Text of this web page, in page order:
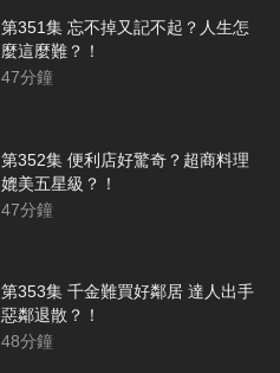
第351集 忘不掉又記不起？人生怎
麼這麼難？！
47分鐘
第352集 便利店好驚奇？超商料理
媲美五星級？！
47分鐘
第353集 千金難買好鄰居 達人出手
惡鄰退散？！
48分鐘